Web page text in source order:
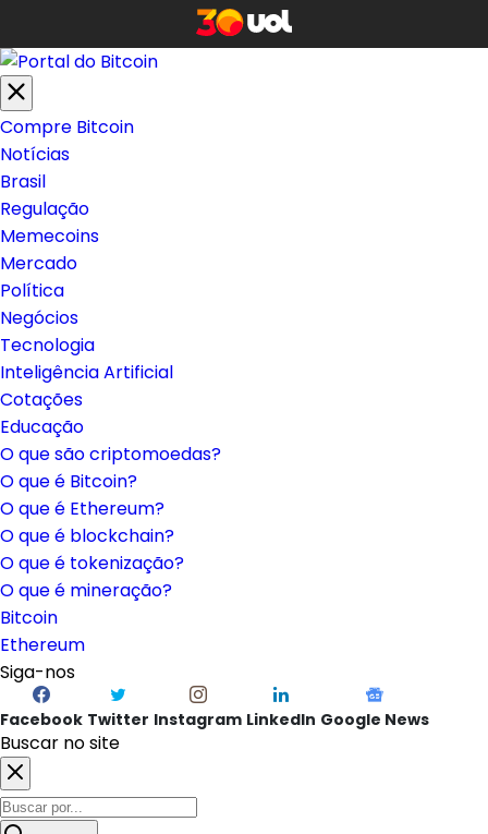
Compre Bitcoin
Notícias
Brasil
Regulação
Memecoins
Mercado
Política
Negócios
Tecnologia
Inteligência Artificial
Cotações
Educação
O que são criptomoedas?
O que é Bitcoin?
O que é Ethereum?
O que é blockchain?
O que é tokenização?
O que é mineração?
Bitcoin
Ethereum
Siga-nos
Facebook Twitter Instagram LinkedIn Google News
Buscar no site